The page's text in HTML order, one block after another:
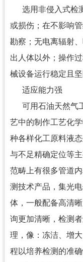
选用非侵入式检
或损伤；在不影响
勘察；无电离辐射
出人体以外；操作
械设备运行稳定且坚
适应能力强
可用石油天然气
艺中的制作工艺化
种各样化工原料液
与不足精确定位等
范畴上有很多管道
测技术产品，集光
体，一般配备高清
询更加清晰，检测
理，像：冻洁、增
程以培养检测的准确